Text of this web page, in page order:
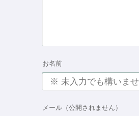
お名前
メール（公開されません）